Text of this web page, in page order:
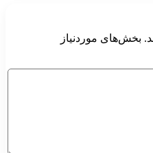
بخش‌های موردنیاز